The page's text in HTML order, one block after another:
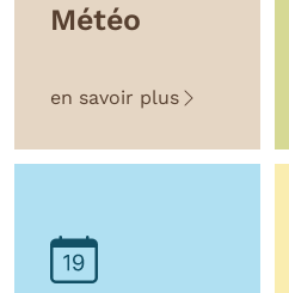
Météo
en savoir plus